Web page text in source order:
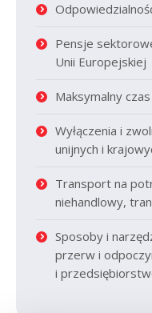
Pensje
Unii Europejskiej
Maksymalny
Wyłączenia i
unijnych i
Transport na
niehandlowy,
Sposoby i
przerw i
i